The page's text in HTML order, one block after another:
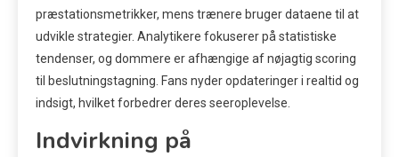
præstationsmetrikker, mens trænere bruger dataene til at
udvikle strategier. Analytikere fokuserer på statistiske
tendenser, og dommere er afhængige af nøjagtig scoring
til beslutningstagning. Fans nyder opdateringer i realtid og
indsigt, hvilket forbedrer deres seeroplevelse.
Indvirkning på